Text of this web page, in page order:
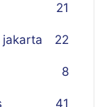
21
22
8
41